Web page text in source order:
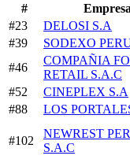
#
#23
DELOSI S.A
#39
SODEXO
#46
COMPAÑIA
RETAIL S.A.C
#52
CINEPLEX S.A
#88
LOS
#102
NEWREST
S.A.C